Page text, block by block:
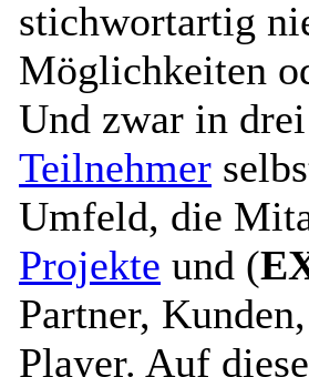
stichwortartig
Möglichkeiten
Und zwar in
Teilnehmer
Umfeld, die
Projekte und (
Partner,
Player. Auf